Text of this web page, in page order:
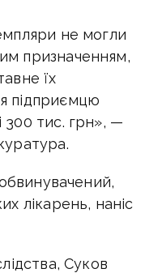
не могли
призначенням,
їх
підприємцю
300 тис. грн», —
лікарень, наніс
Суков